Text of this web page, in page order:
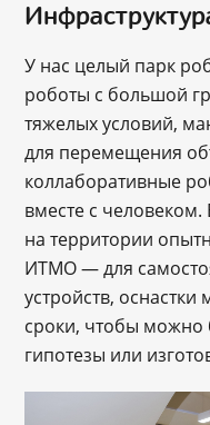
У нас целый парк
роботы с большой
тяжелых условий,
для перемещения
коллаборативные
вместе с
на территории
ИТМО — для
устройств,
сроки, чтобы можно
гипотезы или